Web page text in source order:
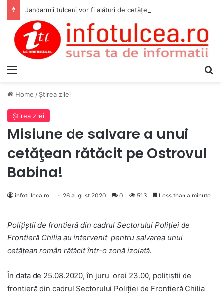
Home / Ştirea zilei
Ştirea zilei
Misiune de salvare a unui
cetăţean rătăcit pe Ostrovul
Babina!
infotulcea.ro 26 august 2020 0 513 Less than a minute
Poliţiştii de frontieră din cadrul Sectorului Poliției de
Frontieră Chilia au intervenit pentru salvarea unui
cetățean român rătăcit într-o zonă izolată.
În data de 25.08.2020, în jurul orei 23.00, poliţiştii de
frontieră din cadrul Sectorului Poliției de Frontieră Chilia